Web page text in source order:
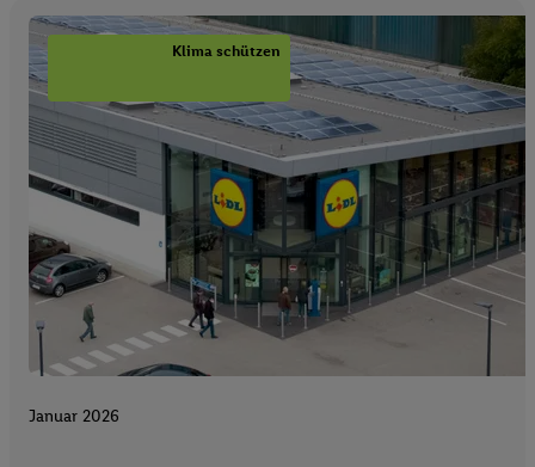
Klima schützen
Januar 2026